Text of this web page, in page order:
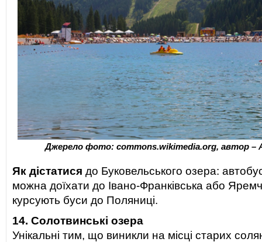
Джерело фото: commons.wikimedia.org, автор –
Як дістатися до Буковельського озера:
можна доїхати до Івано-Франківська або
курсують буси до Поляниці.
14. Солотвинські озера
Унікальні тим, що виникли на місці старих